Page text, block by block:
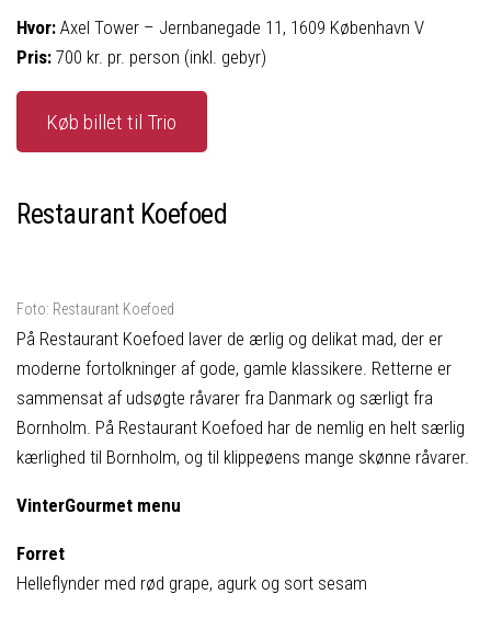
Hvor: Axel Tower – Jernbanegade 11, 1609 København V
Pris: 700 kr. pr. person (inkl. gebyr)
Køb billet til Trio
Restaurant Koefoed
Foto: Restaurant Koefoed
På Restaurant Koefoed laver de ærlig og delikat mad, der er
moderne fortolkninger af gode, gamle klassikere. Retterne er
sammensat af udsøgte råvarer fra Danmark og særligt fra
Bornholm. På Restaurant Koefoed har de nemlig en helt særlig
kærlighed til Bornholm, og til klippeøens mange skønne råvarer.
VinterGourmet menu
Forret
Helleflynder med rød grape, agurk og sort sesam